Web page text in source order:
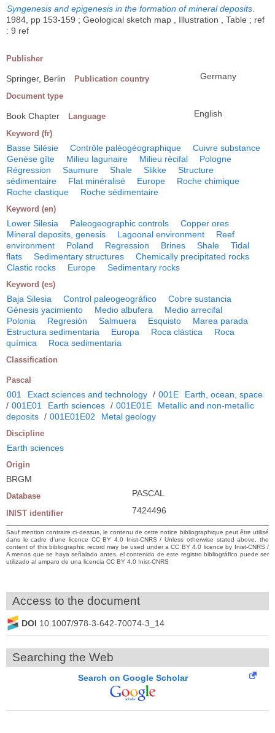
Syngenesis and epigenesis in the formation of mineral deposits.
1984, pp 153-159 ; Geological sketch map , Illustration , Table ; ref
: 9 ref
Publisher
Springer, Berlin Publication country Germany
Document type
Book Chapter Language English
Keyword (fr)
Basse Silésie Contrôle paléogéographique
Cuivre substance
Genèse gîte
Milieu lagunaire Milieu récifal
Pologne
Régression
Saumure Shale Slikke
Structure
sédimentaire
Flat minéralisé Europe
Roche chimique
Roche clastique
Roche sédimentaire
Keyword (en)
Lower Silesia Paleogeographic controls
Copper ores
Mineral deposits, genesis
Lagoonal environment
Reef
environment
Poland Regression Brines Shale
Tidal
flats
Sedimentary structures
Chemically precipitated rocks
Clastic rocks
Europe Sedimentary rocks
Keyword (es)
Baja Silesia Control paleogeográfico
Cobre sustancia
Génesis yacimiento
Medio albufera
Medio arrecifal
Polonia
Regresión Salmuera Esquisto
Marea parada
Estructura sedimentaria
Europa Roca clástica
Roca
química
Roca sedimentaria
Classification
Pascal
001 Exact sciences and technology / 001E
Earth, ocean, space
/ 001E01 Earth sciences / 001E01E
Metallic and non-metallic
deposits / 001E01E02 Metal geology
Discipline
Earth sciences
Origin
BRGM
Database PASCAL
INIST identifier 7424496
Sauf mention contraire ci-dessus, le contenu de cette notice bibliographique peut être utilisé
dans le cadre d’une licence CC BY 4.0 Inist-CNRS / Unless otherwise stated above, the
content of this bibliographic record may be used under a CC BY 4.0 licence by Inist-CNRS /
A menos que se haya señalado antes, el contenido de este registro bibliográfico puede ser
utilizado al amparo de una licencia CC BY 4.0 Inist-CNRS
Access to the document
DOI 10.1007/978-3-642-70074-3_14
Searching the Web
Search on Google Scholar